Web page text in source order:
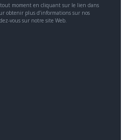
tout moment en cliquant sur le lien dans
obtenir plus d’informations sur nos
vous sur notre site Web.